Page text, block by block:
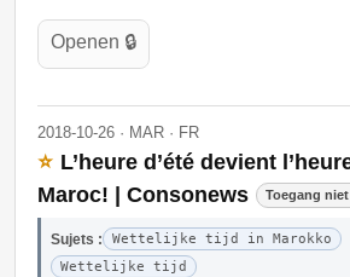
Openen 🔒
2018-10-26 · MAR · FR
⭐ L’heure d’été devient
Maroc! | Consonews
Toegang
Sujets :
Wettelijke tijd in Marokko
Wettelijke tijd